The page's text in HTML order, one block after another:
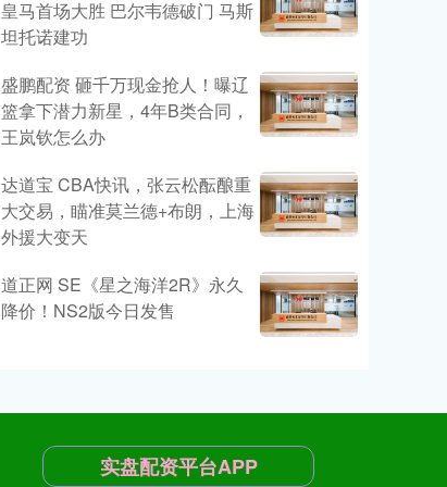
皇马首场大胜 巴尔韦德破门 马斯
坦托诺建功
盛鹏配资 砸千万现金抢人！曝辽
篮拿下潜力新星，4年B类合同，
王岚钦怎么办
达道宝 CBA快讯，张云松酝酿重
大交易，瞄准莫兰德+布朗，上海
外援大变天
道正网 SE《星之海洋2R》永久
降价！NS2版今日发售
实盘配资平台APP